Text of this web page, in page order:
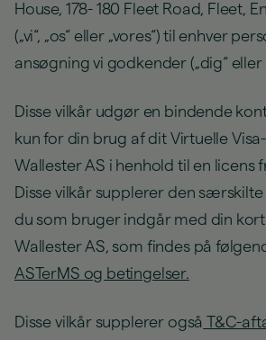
House, 178- 180 Fleet Road, Fleet,
(„vi“, „os“ eller „vores“) til enhver
ansøgning vi godkender („dig“ eller
Disse vilkår udgør en bindende
kun for din brug af dit Virtuelle
Wallester AS i henhold til en licens
Disse vilkår supplerer den
du som bruger indgår med din
Wallester AS, som findes på
ASTerMS og betingelser.
Disse vilkår supplerer også T&C-